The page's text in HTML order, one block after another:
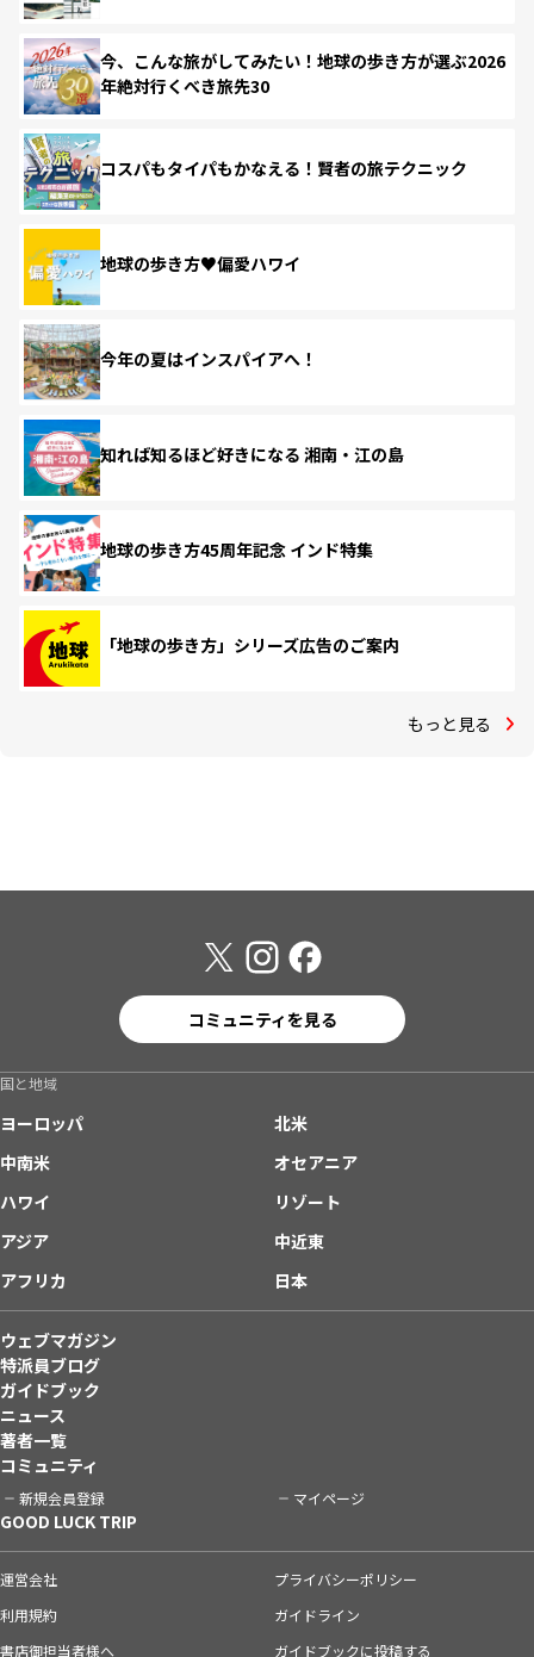
今、こんな旅がしてみたい！地球の歩き方が選ぶ2026
年絶対行くべき旅先30
コスパもタイパもかなえる！賢者の旅テクニック
地球の歩き方♥偏愛ハワイ
今年の夏はインスパイアへ！
知れば知るほど好きになる 湘南・江の島
地球の歩き方45周年記念 インド特集
「地球の歩き方」シリーズ広告のご案内
もっと見る
コミュニティを見る
国と地域
ヨーロッパ
北米
中南米
オセアニア
ハワイ
リゾート
アジア
中近東
アフリカ
日本
ウェブマガジン
特派員ブログ
ガイドブック
ニュース
著者一覧
コミュニティ
新規会員登録 マイページ
GOOD LUCK TRIP
運営会社
プライバシーポリシー
利用規約
ガイドライン
書店御担当者様へ
ガイドブックに投稿する